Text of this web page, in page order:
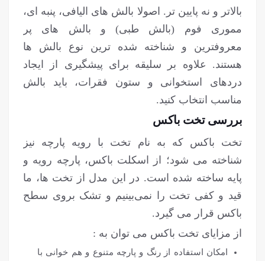
بالاتر و نه پایین تر. اصولا بالش های الیافی، پنبه ای،
مموری فوم (بالش طبی) و بالش های پر
معروفترین و شناخته شده ترین نوع بالش ها
هستند. علاوه بر سلیقه برای پیشگیری از ایجاد
دردهای استخوانی و ستون فقرات، باید بالش
مناسب انتخاب کنید.
بررسی تخت باکس
تخت باکس که به نام تخت با رویه پارچه نیز
شناخته می شود؛ از اسکلت باکس، پارچه رویه و
پایه ساخته شده است. در این مدل از تخت ها، ما
قید و کفی تخت را نمی‌بینیم و تشک بروی سطح
باکس قرار می گیرد.
از مزایای تخت باکس می توان به :
امکان استفاده از رنگ و پارچه متنوع و هم خوانی با